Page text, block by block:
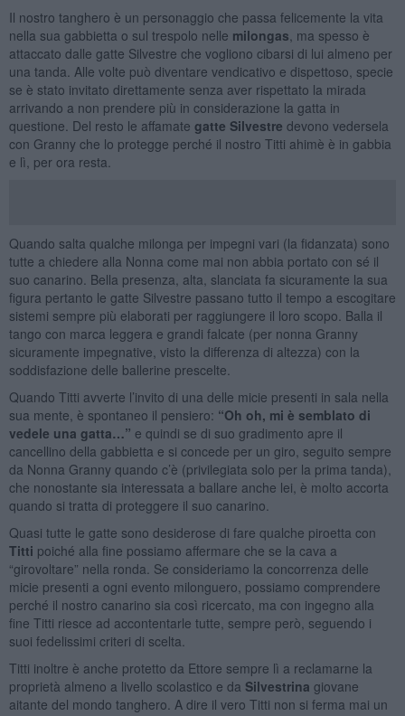
Il nostro tanghero è un personaggio che passa felicemente la vita
nella sua gabbietta o sul trespolo nelle milongas , ma spesso è
attaccato dalle gatte Silvestre che vogliono cibarsi di lui almeno per
una tanda. Alle volte può diventare vendicativo e dispettoso, specie
se è stato invitato direttamente senza aver rispettato la mirada
arrivando a non prendere più in considerazione la gatta in
questione. Del resto le affamate gatte Silvestre devono vedersela
con Granny che lo protegge perché il nostro Titti ahimè è in gabbia
e lì, per ora resta.
Quando salta qualche milonga per impegni vari (la fidanzata) sono
tutte a chiedere alla Nonna come mai non abbia portato con sé il
suo canarino. Bella presenza, alta, slanciata fa sicuramente la sua
figura pertanto le gatte Silvestre passano tutto il tempo a escogitare
sistemi sempre più elaborati per raggiungere il loro scopo. Balla il
tango con marca leggera e grandi falcate (per nonna Granny
sicuramente impegnative, visto la differenza di altezza) con la
soddisfazione delle ballerine prescelte.
Quando Titti avverte l’invito di una delle micie presenti in sala nella
sua mente, è spontaneo il pensiero: “Oh oh, mi è semblato di
vedele una gatta…” e quindi se di suo gradimento apre il
cancellino della gabbietta e si concede per un giro, seguito sempre
da Nonna Granny quando c’è (privilegiata solo per la prima tanda),
che nonostante sia interessata a ballare anche lei, è molto accorta
quando si tratta di proteggere il suo canarino.
Quasi tutte le gatte sono desiderose di fare qualche piroetta con
Titti poiché alla fine possiamo affermare che se la cava a
“girovoltare” nella ronda. Se consideriamo la concorrenza delle
micie presenti a ogni evento milonguero, possiamo comprendere
perché il nostro canarino sia così ricercato, ma con ingegno alla
fine Titti riesce ad accontentarle tutte, sempre però, seguendo i
suoi fedelissimi criteri di scelta.
Titti inoltre è anche protetto da Ettore sempre lì a reclamarne la
proprietà almeno a livello scolastico e da Silvestrina giovane
aitante del mondo tanghero. A dire il vero Titti non si ferma mai un